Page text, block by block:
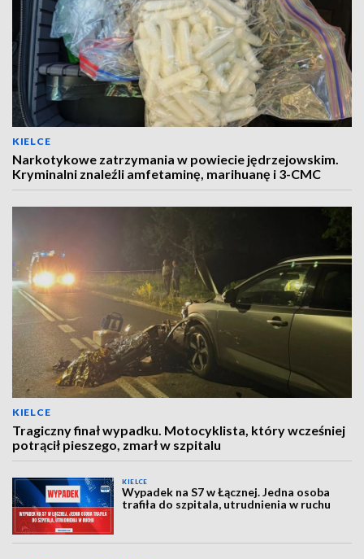
KIELCE
Narkotykowe zatrzymania w powiecie jędrzejowskim.
Kryminalni znaleźli amfetaminę, marihuanę i 3-CMC
KIELCE
Tragiczny finał wypadku. Motocyklista, który wcześniej
potrącił pieszego, zmarł w szpitalu
KIELCE
Wypadek na S7 w Łącznej. Jedna osoba
trafiła do szpitala, utrudnienia w ruchu